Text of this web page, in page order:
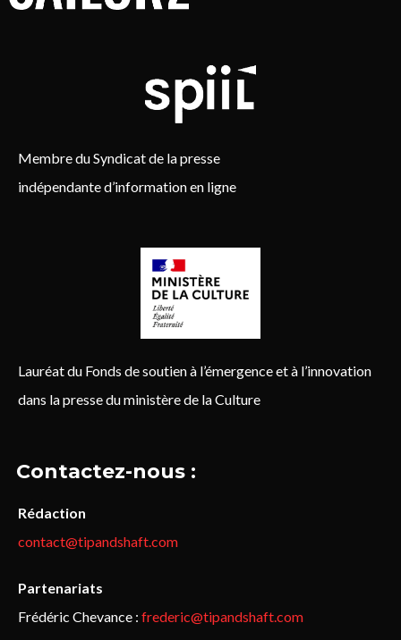
Membre du Syndicat de la presse
indépendante d’information en ligne
Lauréat du Fonds de soutien à l’émergence et à l’innovation
dans la presse du ministère de la Culture
Contactez-nous :
Rédaction
contact@tipandshaft.com
Partenariats
Frédéric Chevance : frederic@tipandshaft.com